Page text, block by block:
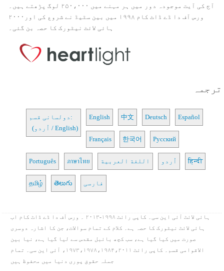
آج کی آیت موجودہ دور میں ہر مہنے میں ۲۵۰،۰۰۰ لوگ پڑھتے ہیں۔
ورس آف دا ڈے ڈاٹ کام ۱۹۹۸ میں بین سٹیڈ نے شروع کی اور۲۰۰۰
ہائی لائٹ نیٹورک کا حصہ بن گئی۔
ترجمہ
دولسانی قسم:
(اُردو / English)
English 中文 Deutsch Español
Français 한국어 Русский
Português ภาษาไทย اللغة العربية اُردو हिन्दी
தமிழ் తెలుగు فارسی
ہائی لائٹ آئی این سی۔ کاپی رائٹ ۱۹۹۸-۲۰۱۳ ۔ ورس آف دا ڈے ڈاٹ کام اب
ہائی لائٹ نیٹورک کا حصہ ہے۔ کلام کے تمام سوالات، جن کا اشارہ دوسری
صورت میں کیا گیا ہے، سب کچھ بائبل مقدس سے لیا گیا ہے، نیا بین
الاقوامی قسم۔ کاپی رائٹ ۱۹۷۳،۱۹۷۸،۱۹۸۴،۲۰۱۱، آئی این سی۔ تمام
جملہ حقوق پوری دنیا میں محفوظ ہیں